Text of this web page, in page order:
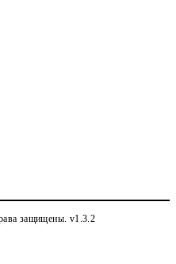
защищены. v1.3.2